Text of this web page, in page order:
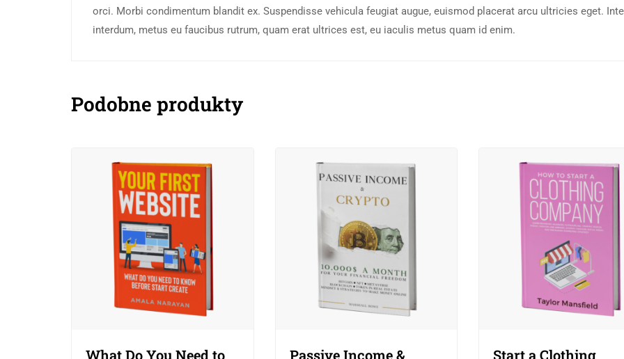
orci. Morbi condimentum blandit ex. Suspendisse vehicula feugiat augue, euismod placerat arcu ultricies eget.
interdum, metus eu faucibus rutrum, quam erat ultrices est, eu iaculis metus quam id enim.
Podobne produkty
What Do You Need to
Passive Income &
Start a Clothing